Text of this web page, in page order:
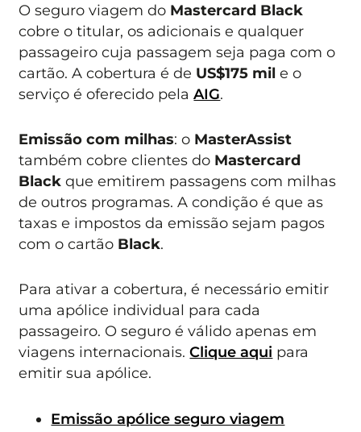
O seguro viagem do Mastercard Black
cobre o titular, os adicionais e qualquer
passageiro cuja passagem seja paga com o
cartão. A cobertura é de US$175 mil e o
serviço é oferecido pelaAIG.
Emissão com milhas: o MasterAssist
também cobre clientes do Mastercard
Black que emitirem passagens com milhas
de outros programas. A condição é que as
taxas e impostos da emissão sejam pagos
com o cartão Black.
Para ativar a cobertura, é necessário emitir
uma apólice individual para cada
passageiro. O seguro é válido apenas em
viagens internacionais.Clique aqui para
emitir sua apólice.
Emissão apólice seguro viagem